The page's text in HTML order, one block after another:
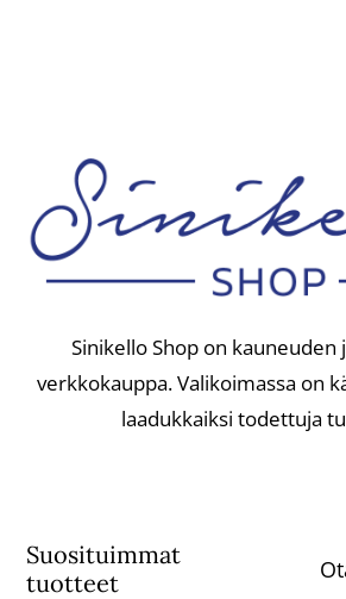
Sinikello Shop on kauneuden
verkkokauppa. Valikoimassa on
laadukkaiksi todettuja
Suosituimmat
tuotteet